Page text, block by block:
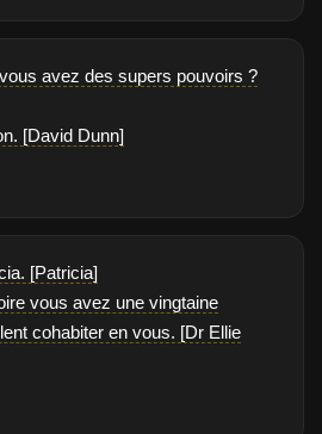
avez des supers pouvoirs ?
[David Dunn]
[Patricia]
vous avez une vingtaine
cohabiter en vous. [Dr Ellie